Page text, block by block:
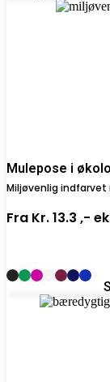
Mulepose i
Miljøvenlig
Fra Kr. 13.3 ,-